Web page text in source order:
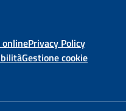
Privacy Policy
Gestione cookie